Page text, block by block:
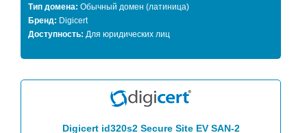
Тип домена: Обычный домен (латиница)
Бренд: Digicert
Доступность: Для юридических лиц
Digicert id320s2 Secure Site EV SAN-2